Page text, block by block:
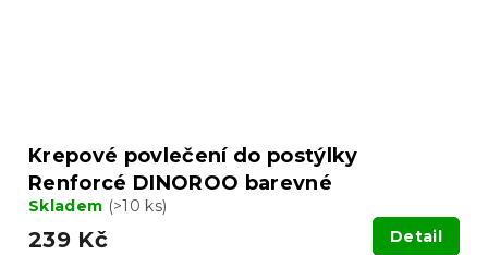
Krepové povlečení do postýlky
Renforcé DINOROO barevné
Skladem (>10 ks)
239 Kč Detail